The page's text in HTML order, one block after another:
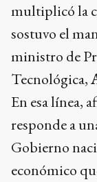
multiplicó la
sostuvo el
ministro de
Tecnológica,
En esa línea,
responde a
Gobierno
económico